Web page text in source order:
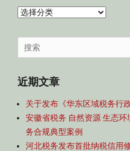
内
导
航
Search
for:
近期文章
关于发布《华东区域税务行
安徽省税务 自然资源 生态
务合规典型案例
河北税务发布首批纳税信用